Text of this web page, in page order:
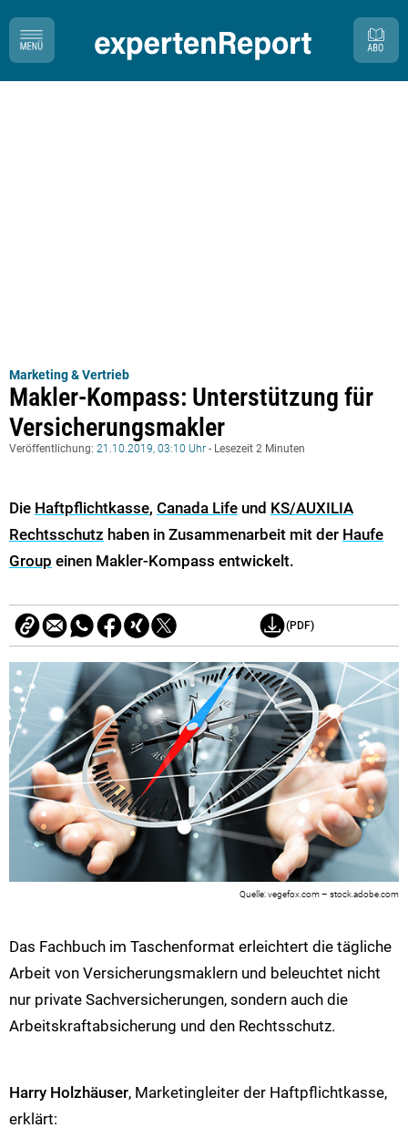
Marketing & Vertrieb
Makler-Kompass: Unterstützung für
Versicherungsmakler
Veröffentlichung: 21.10.2019, 03:10 Uhr - Lesezeit 2 Minuten
Die Haftpflichtkasse, Canada Life und KS/AUXILIA
Rechtsschutz haben in Zusammenarbeit mit der Haufe
Group einen Makler-Kompass entwickelt.
(PDF)
vegefox.com – stock.adobe.com
Das Fachbuch im Taschenformat erleichtert die tägliche
Arbeit von Versicherungsmaklern und beleuchtet nicht
nur private Sachversicherungen, sondern auch die
Arbeitskraftabsicherung und den Rechtsschutz.
Harry Holzhäuser, Marketingleiter der Haftpflichtkasse,
erklärt: